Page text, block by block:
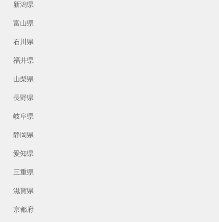
新潟県
富山県
石川県
福井県
山梨県
長野県
岐阜県
静岡県
愛知県
三重県
滋賀県
京都府